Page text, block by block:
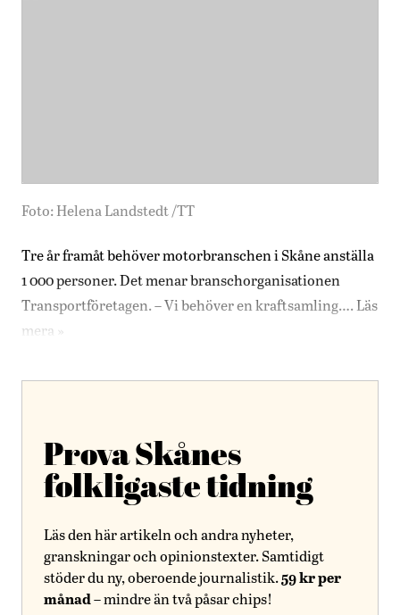
Foto: Helena Landstedt /TT
Tre år framåt behöver motorbranschen i Skåne anställa
1 000 personer. Det menar branschorganisationen
Transportföretagen. – Vi behöver en kraftsamling….Läs
mera »
Prova Skånes
folkligaste tidning
Läs den här artikeln och andra nyheter,
granskningar och opinionstexter. Samtidigt
stöder du ny, oberoende journalistik.59 kr per
månad– mindre än två påsar chips!